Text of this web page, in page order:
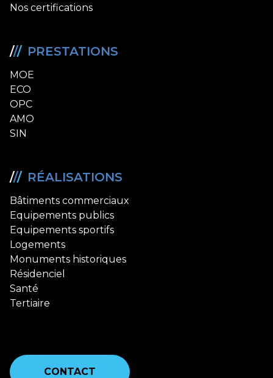
Nos certifications
/// PRESTATIONS
MOE
ECO
OPC
AMO
SIN
/// RÉALISATIONS
Bâtiments commerciaux
Equipements publics
Equipements sportifs
Logements
Monuments historiques
Résidenciel
Santé
Tertiaire
CONTACT